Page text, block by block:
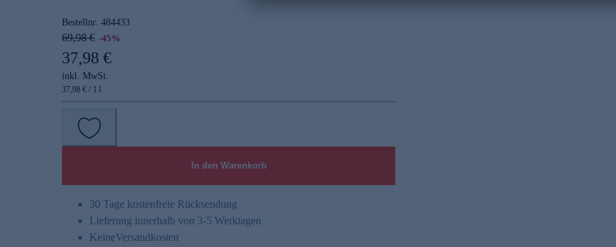
Bestellnr. 484433
69,98 € -45%
37,98 €
inkl. MwSt.
37,98 € / 1 l
In den Warenkorb
30 Tage kostenfreie Rücksendung
Lieferung innerhalb von 3-5 Werktagen
KeineVersandkosten